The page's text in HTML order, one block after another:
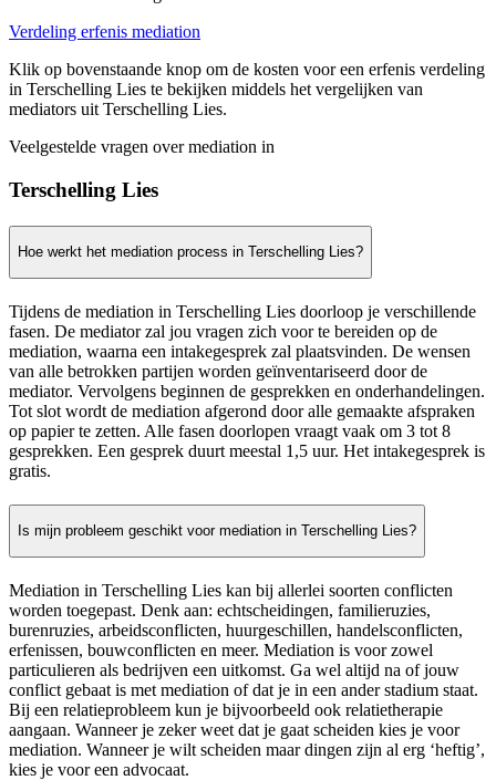
Verdeling erfenis mediation
Klik op bovenstaande knop om de kosten voor een erfenis verdeling
in Terschelling Lies te bekijken middels het vergelijken van
mediators uit Terschelling Lies.
Veelgestelde vragen over mediation in
Terschelling Lies
Hoe werkt het mediation process in Terschelling Lies?
Tijdens de mediation in Terschelling Lies doorloop je verschillende
fasen. De mediator zal jou vragen zich voor te bereiden op de
mediation, waarna een intakegesprek zal plaatsvinden. De wensen
van alle betrokken partijen worden geïnventariseerd door de
mediator. Vervolgens beginnen de gesprekken en onderhandelingen.
Tot slot wordt de mediation afgerond door alle gemaakte afspraken
op papier te zetten. Alle fasen doorlopen vraagt vaak om 3 tot 8
gesprekken. Een gesprek duurt meestal 1,5 uur. Het intakegesprek is
gratis.
Is mijn probleem geschikt voor mediation in Terschelling Lies?
Mediation in Terschelling Lies kan bij allerlei soorten conflicten
worden toegepast. Denk aan: echtscheidingen, familieruzies,
burenruzies, arbeidsconflicten, huurgeschillen, handelsconflicten,
erfenissen, bouwconflicten en meer. Mediation is voor zowel
particulieren als bedrijven een uitkomst. Ga wel altijd na of jouw
conflict gebaat is met mediation of dat je in een ander stadium staat.
Bij een relatieprobleem kun je bijvoorbeeld ook relatietherapie
aangaan. Wanneer je zeker weet dat je gaat scheiden kies je voor
mediation. Wanneer je wilt scheiden maar dingen zijn al erg ‘heftig’,
kies je voor een advocaat.